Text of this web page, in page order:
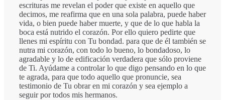
escrituras me revelan el poder que existe en aquello que
decimos, me reafirma que en una sola palabra, puede haber
vida, o bien puede haber muerte, y que de lo que habla la
boca está nutrido el corazón. Por ello quiero pedirte que
llenes mi espíritu con Tu bondad. para que de él también se
nutra mi corazón, con todo lo bueno, lo bondadoso, lo
agradable y lo de edificación verdadera que sólo proviene
de Ti. Ayúdame a controlar lo que digo pensando en lo que
te agrada, para que todo aquello que pronuncie, sea
testimonio de Tu obrar en mi corazón y sea ejemplo a
seguir por todos mis hermanos.